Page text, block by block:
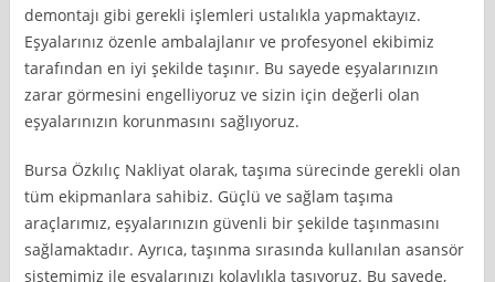
demontajı gibi gerekli işlemleri ustalıkla yapmaktayız.
Eşyalarınız özenle ambalajlanır ve profesyonel ekibimiz
tarafından en iyi şekilde taşınır. Bu sayede eşyalarınızın
zarar görmesini engelliyoruz ve sizin için değerli olan
eşyalarınızın korunmasını sağlıyoruz.
Bursa Özkılıç Nakliyat olarak, taşıma sürecinde gerekli olan
tüm ekipmanlara sahibiz. Güçlü ve sağlam taşıma
araçlarımız, eşyalarınızın güvenli bir şekilde taşınmasını
sağlamaktadır. Ayrıca, taşınma sırasında kullanılan asansör
sistemimiz ile eşyalarınızı kolaylıkla taşıyoruz. Bu sayede,